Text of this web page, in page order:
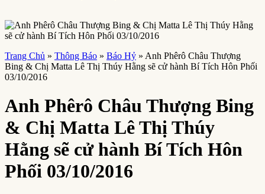
Trang Chủ » Thông Báo » Báo Hỷ » Anh Phêrô Châu Thượng
Bing & Chị Matta Lê Thị Thúy Hằng sẽ cử hành Bí Tích Hôn Phối
03/10/2016
Anh Phêrô Châu Thượng Bing
& Chị Matta Lê Thị Thúy
Hằng sẽ cử hành Bí Tích Hôn
Phối 03/10/2016